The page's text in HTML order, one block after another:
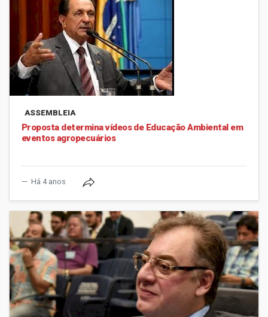
ASSEMBLEIA
Proposta determina vídeos de Educação Ambiental em
eventos agropecuários
Há 4 anos